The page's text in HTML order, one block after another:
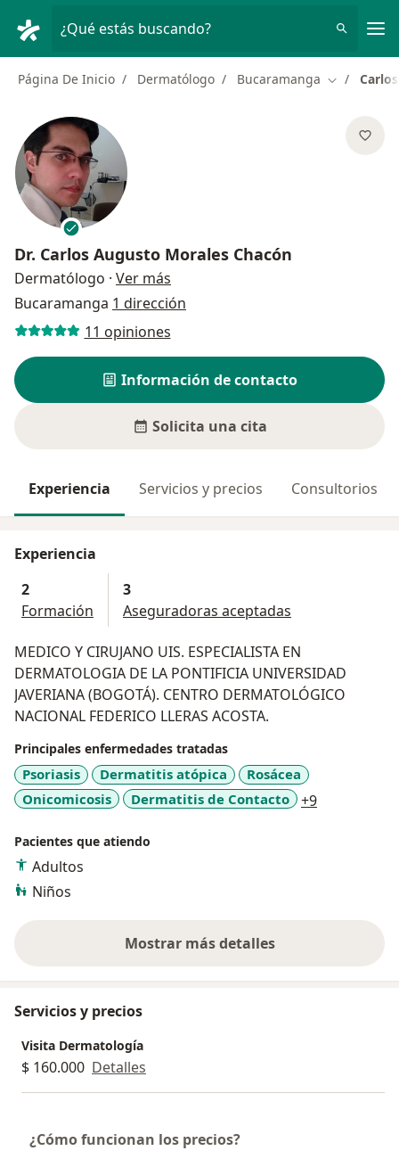
¿Qué estás buscando?
Página De Inicio Dermatólogo Bucaramanga Cambiar
Dr. Carlos Augusto Morales Chacón
Dermatólogo · Ver más
Bucaramanga 1 dirección
11 opiniones
Información de contacto
Solicita una cita
Experiencia Servicios y precios Consultorios
Experiencia
2
Formación
3
Aseguradoras aceptadas
MEDICO Y CIRUJANO UIS. ESPECIALISTA EN
DERMATOLOGIA DE LA PONTIFICIA UNIVERSIDAD
JAVERIANA (BOGOTÁ). CENTRO DERMATOLÓGICO
NACIONAL FEDERICO LLERAS ACOSTA.
Principales enfermedades tratadas
Psoriasis Dermatitis atópica
Rosácea
Onicomicosis
Dermatitis de Contacto +9
Pacientes que atiendo
Adultos
Niños
Mostrar más detalles
sobre la experiencia
Servicios y precios
Visita Dermatología
$ 160.000 Detalles
¿Cómo funcionan los precios?